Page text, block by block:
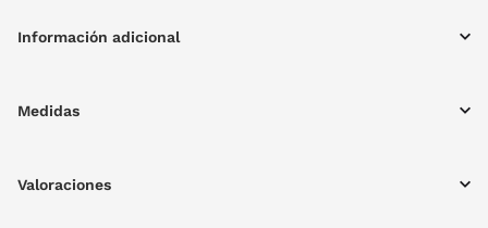
Información adicional
Medidas
Valoraciones